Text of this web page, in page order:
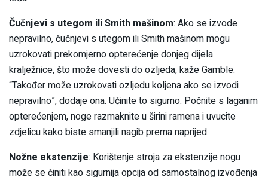
Čučnjevi s utegom ili Smith mašinom: Ako se izvode
nepravilno, čučnjevi s utegom ili Smith mašinom mogu
uzrokovati prekomjerno opterećenje donjeg dijela
kralježnice, što može dovesti do ozljeda, kaže Gamble.
“Također može uzrokovati ozljedu koljena ako se izvodi
nepravilno”, dodaje ona. Učinite to sigurno. Počnite s laganim
opterećenjem, noge razmaknite u širini ramena i uvucite
zdjelicu kako biste smanjili nagib prema naprijed.
Nožne ekstenzije: Korištenje stroja za ekstenzije nogu
može se činiti kao sigurnija opcija od samostalnog izvođenja